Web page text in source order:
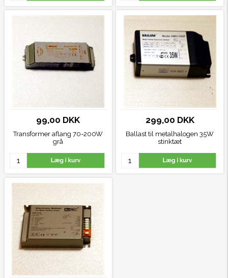
99,00 DKK
Transformer aflang 70-200W
grå
299,00 DKK
Ballast til metalhalogen 35W
stinktæt